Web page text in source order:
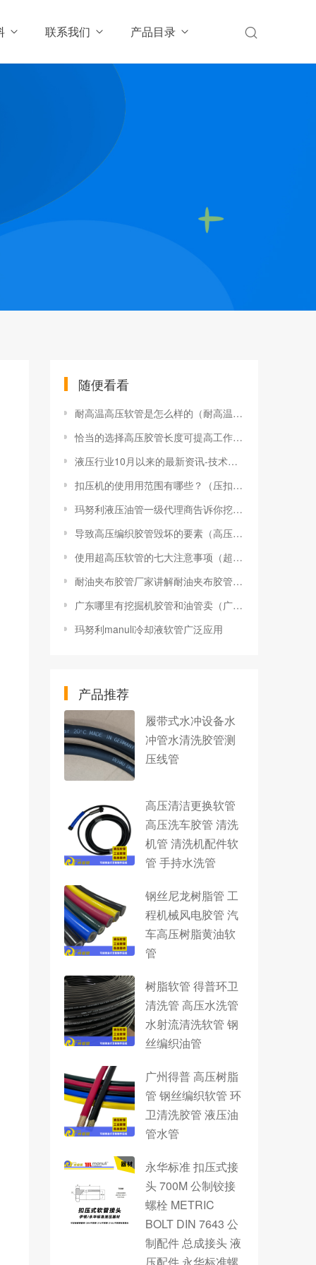
联系我们 产品目录
随便看看
耐高温高压软管是怎么样的（耐高温高压软管相关技术指标）
恰当的选择高压胶管长度可提高工作效率
液压行业10月以来的最新资讯-技术突破与市场动态新闻
扣压机的使用用范围有哪些？（压扣机使用方法）
玛努利液压油管一级代理商告诉你挖掘机盾构机使用的液压油管属于高压油管吗
导致高压编织胶管毁坏的要素（高压编织胶管出现破损的原因）
使用超高压软管的七大注意事项（超高压胶管使用过程中需要注意的问题）
耐油夹布胶管厂家讲解耐油夹布胶管的主要特点
广东哪里有挖掘机胶管和油管卖（广州液压油管总成定制）
玛努利manuli冷却液软管广泛应用
产品推荐
履带式水冲设备水
冲管水清洗胶管测
压线管
高压清洁更换软管
高压洗车胶管 清洗
机管 清洗机配件软
管 手持水洗管
钢丝尼龙树脂管 工
程机械风电胶管 汽
车高压树脂黄油软
管
树脂软管 得普环卫
清洗管 高压水洗管
水射流清洗软管 钢
丝编织油管
广州得普 高压树脂
管 钢丝编织软管 环
卫清洗胶管 液压油
管水管
永华标准 扣压式接
头 700M 公制铰接
螺栓 METRIC
BOLT DIN 7643 公
制配件 总成接头 液